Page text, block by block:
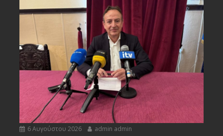
6 Αυγούστου 2026 admin admin